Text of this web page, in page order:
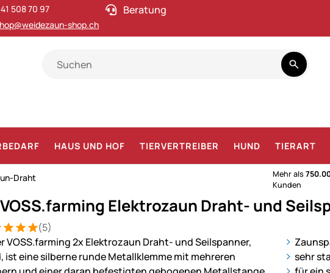
508 70 97
shop.ch
Beratung
HAUS UND HOF TIERVERTREIBER HUND TIERART
Draht Mehr als
Kunden
Elektrozaun Draht- und
5 von 5 (5 Bewertungen)
(5)
sehr